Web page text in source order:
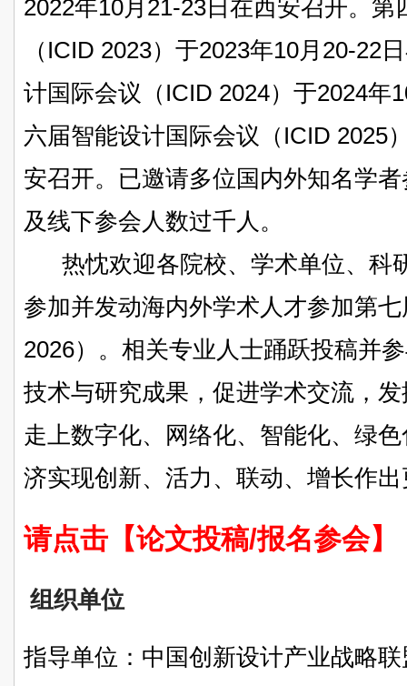
2022年10月21-23日在西安召开。
（ICID 2023）于2023年10月20-22
计国际会议（ICID 2024）于2024年
六届智能设计国际会议（ICID 2025
安召开。已邀请多位国内外知名学
及线下参会人数过千人。
热忱欢迎各院校、学术单位、科
参加并发动海内外学术人才参加第
2026）。相关专业人士踊跃投稿并
技术与研究成果，促进学术交流，
走上数字化、网络化、智能化、绿
济实现创新、活力、联动、增长作
请点击【论文投稿/报名参会】
组织单位
指导单位：中国创新设计产业战略联